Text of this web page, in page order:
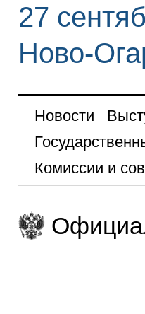
27
Ново-
Новости
Комиссии и